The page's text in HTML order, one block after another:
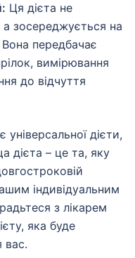
Ця дієта не
зосереджується на
Вона передбачає
вимірювання
до відчуття
дієти,
дієта – це та, яку
індивідуальним
з лікарем
яка буде
вас.